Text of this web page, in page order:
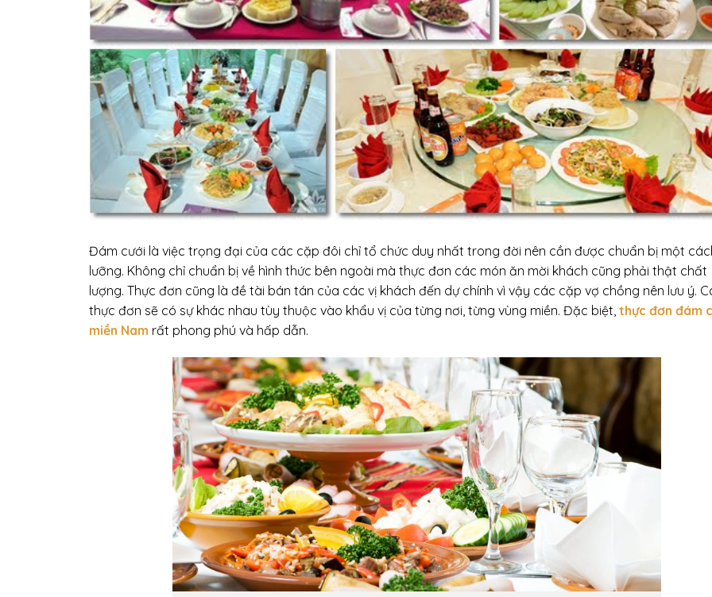
Đám cưới là việc trọng đại của các cặp đôi chỉ tổ chức duy nhất trong đời nên cần được chuẩn bị một
lưỡng. Không chỉ chuẩn bị về hình thức bên ngoài mà thực đơn các món ăn mời khách cũng phải thật chất
lượng. Thực đơn cũng là đề tài bán tán của các vị khách đến dự chính vì vậy các cặp vợ chồng nên lưu ý.
thực đơn sẽ có sự khác nhau tùy thuộc vào khẩu vị của từng nơi, từng vùng miền. Đặc biệt, thực đơn đám
miền Nam rất phong phú và hấp dẫn.